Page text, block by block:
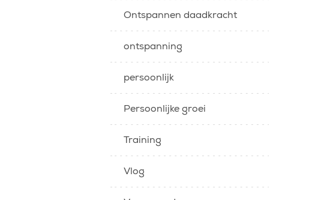
Ontspannen daadkracht
ontspanning
persoonlijk
Persoonlijke groei
Training
Vlog